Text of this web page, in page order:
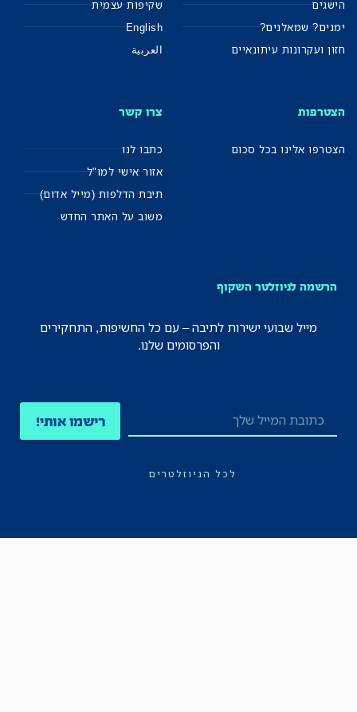
הישגים
ימנים? שמאלנים?
חזון ועקרונות עיתונאיים
שקיפות עצמית
English
العربية
הצטרפות
הצטרפו אלינו בכל סכום
צרו קשר
כתבו לנו
אזור אישי למו"ל
תיבת הדלפות (מייל אדום)
משוב על האתר החדש
הרשמה לניוזלטר השקוף
מייל שבועי ישירות לתיבה – עם כל החשיפות, התחקירים
והפרסומים שלנו.
רישמו אותי!
לכל הניוזלטרים